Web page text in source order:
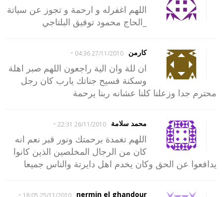
اللهم اغفرله و ارحمة و تجوز عن سياتة
_الحاج محمود توفيق البلتاجي
كارمن 27/11/2010 04:36
-
ان للة وان الية راجعون اللهم صبر اهلة
وسكنة فسيح جناتك يارب كان رجل
محترم جدا وزعلنا كلنا عشانه ربنا يرحمة
محمد سلامة 26/11/2010 22:31
-
اللهم تغمدة برحمتك ونور قبر نعم انه
كان من الرجال المخلصين الذين كانوا
يدافعوا عن الحق وكان يخدم اهل دايرتة والناس جميعا
nermin el ghandour
25/11/2010 18:05
-